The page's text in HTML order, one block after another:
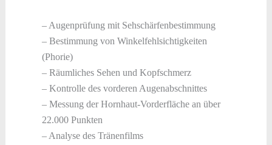
– Augenprüfung mit Sehschärfenbestimmung
– Bestimmung von Winkelfehlsichtigkeiten
(Phorie)
– Räumliches Sehen und Kopfschmerz
– Kontrolle des vorderen Augenabschnittes
– Messung der Hornhaut-Vorderfläche an über
22.000 Punkten
– Analyse des Tränenfilms